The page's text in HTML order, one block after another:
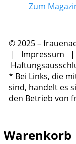
Zum
© 2025 –
| Impressum |
* Bei Links, die
sind, handelt es
den Betrieb von
Warenkorb